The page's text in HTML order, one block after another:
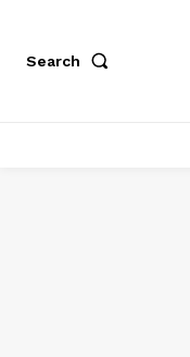
Search